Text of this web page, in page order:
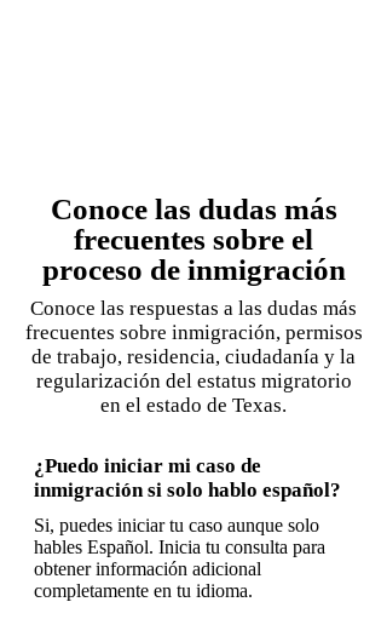
Conoce las dudas más
frecuentes sobre el
proceso de inmigración
Conoce las respuestas a las dudas más
frecuentes sobre inmigración, permisos
de trabajo, residencia, ciudadanía y la
regularización del estatus migratorio
en el estado de Texas.
¿Puedo iniciar mi caso de
inmigración si solo hablo español?
Si, puedes iniciar tu caso aunque solo
hables Español. Inicia tu consulta para
obtener información adicional
completamente en tu idioma.